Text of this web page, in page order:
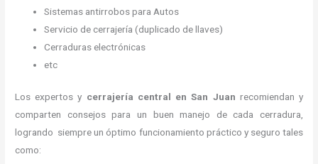
Sistemas antirrobos para Autos
Servicio de cerrajería (duplicado de llaves)
Cerraduras electrónicas
etc
Los expertos y cerrajería central en San Juan recomiendan y
comparten consejos para un buen manejo de cada cerradura,
logrando siempre un óptimo funcionamiento práctico y seguro tales
como: